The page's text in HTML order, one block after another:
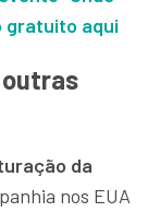
gratuito aqui
da
nos EUA